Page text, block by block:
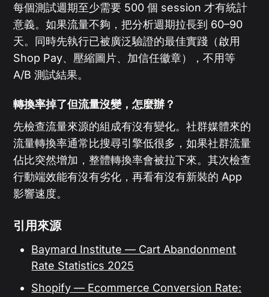
每個測試週期至少需要 500 個 session 才有統計
意義。如果流量不夠，把分析週期拉長到 60–90
天。同時先執行已被廣泛驗證的最佳實踐（啟用
Shop Pay、壓縮圖片、加信任徽章），不用等
A/B 測試結果。
轉換率掉了但流量沒變，怎麼辦？
先檢查流量來源的組成有沒有變化。社群媒體來的
流量轉換率通常比搜尋引擎低很多，如果社群流量
佔比突然增加，整體轉換率會被拉下來。其次檢查
行動端效能有沒有劣化，再看有沒有新裝的 App
影響速度。
引用來源
Baymard Institute — Cart Abandonment
Rate Statistics 2025
Shopify — Ecommerce Conversion Rate: